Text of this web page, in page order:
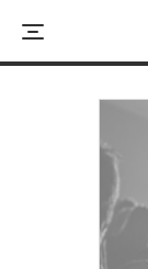
content